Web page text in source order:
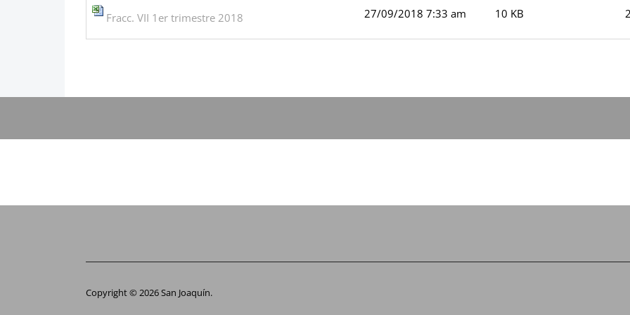
Fracc. VII 1er trimestre 2018 27/09/2018 7:33 am 10 KB
Copyright © 2026 San Joaquín.